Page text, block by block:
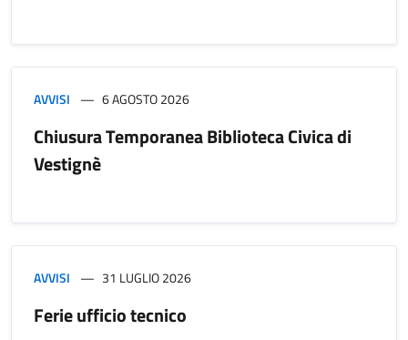
AVVISI 6 AGOSTO 2026
Chiusura Temporanea Biblioteca Civica di
Vestignè
AVVISI 31 LUGLIO 2026
Ferie ufficio tecnico